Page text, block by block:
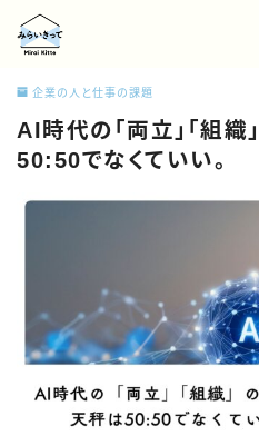
MENU
私たちについて
事例紹介
採用情報
企業の人と仕事の課題
AI時代の「両立」「組織
50:50でなくていい。